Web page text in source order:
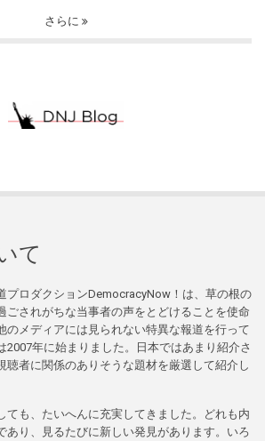
さらに
て
プロダクションDemocracyNow！は、草の根の
ごされがちな当事者の声をとどけることを使命
のメディアには見られない特異な報道を行って
2007年に始まりました。日本ではあまり紹介さ
聴者に関係のありそうな題材を厳選して紹介し
ても、たいへんに充実してきました。どれも内
あり、見るたびに新しい発見があります。いろ